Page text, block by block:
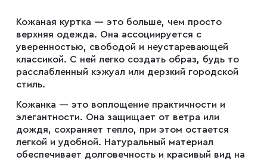
Оверсайз
Офисные
Premium
Кожаная куртка — это больше, чем просто
верхняя одежда. Она ассоциируется с
уверенностью, свободой и неустаревающей
классикой. С ней легко создать образ, будь то
расслабленный кэжуал или дерзкий городской
стиль.
Кожанка — это воплощение практичности и
элегантности. Она защищает от ветра или
дождя, сохраняет тепло, при этом остается
легкой и удобной. Натуральный материал
обеспечивает долговечность и красивый вид на